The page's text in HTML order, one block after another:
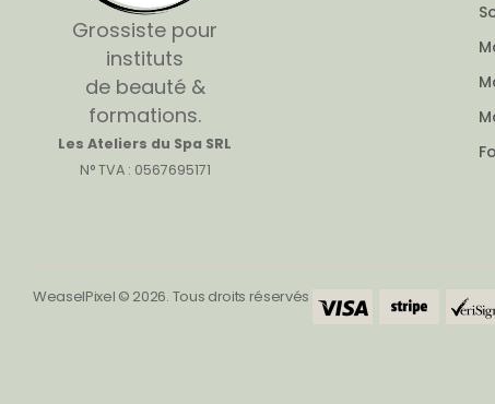
Grossiste pour
instituts
de beauté &
formations.
Les Ateliers du Spa SRL
N° TVA : 0567695171
WeaselPixel © 2026. Tous droits réservés